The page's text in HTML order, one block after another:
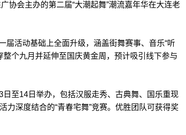
协会主办的第二届“大潮起舞”潮流嘉年华在大连老
活动基础上全面升级，涵盖街舞赛事、音乐“听
个九月并延伸至国庆黄金周，预计吸引线下参与
至14日举办，包括汉服走秀、古典舞、国乐重现
力深度结合的“青春宅舞”竞赛。优胜团队可获得奖